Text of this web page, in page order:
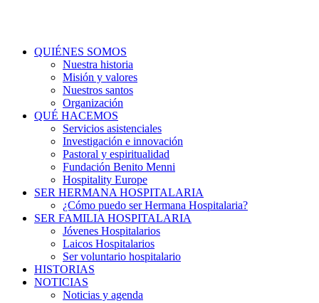
QUIÉNES SOMOS
Nuestra historia
Misión y valores
Nuestros santos
Organización
QUÉ HACEMOS
Servicios asistenciales
Investigación e innovación
Pastoral y espiritualidad
Fundación Benito Menni
Hospitality Europe
SER HERMANA HOSPITALARIA
¿Cómo puedo ser Hermana Hospitalaria?
SER FAMILIA HOSPITALARIA
Jóvenes Hospitalarios
Laicos Hospitalarios
Ser voluntario hospitalario
HISTORIAS
NOTICIAS
Noticias y agenda